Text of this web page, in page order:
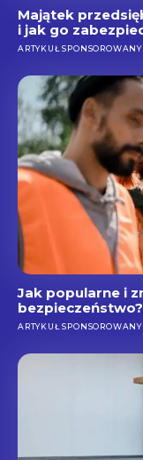
Majątek
i jak go
ARTYKUŁ SPONSOROWANY
Jak popularne i
bezpieczeństwo?
ARTYKUŁ SPONSOROWANY